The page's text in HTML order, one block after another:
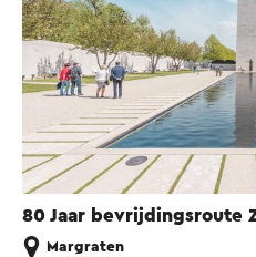
80 Jaar bevrijdingsroute
Margraten